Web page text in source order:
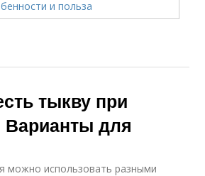
тыкву при
Варианты для
можно использовать разными